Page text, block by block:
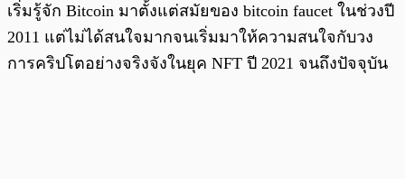
เริ่มรู้จัก Bitcoin มาตั้งแต่สมัยของ bitcoin faucet ในช่วงปี
2011 แต่ไม่ได้สนใจมากจนเริ่มมาให้ความสนใจกับวง
การคริปโตอย่างจริงจังในยุค NFT ปี 2021 จนถึงปัจจุบัน